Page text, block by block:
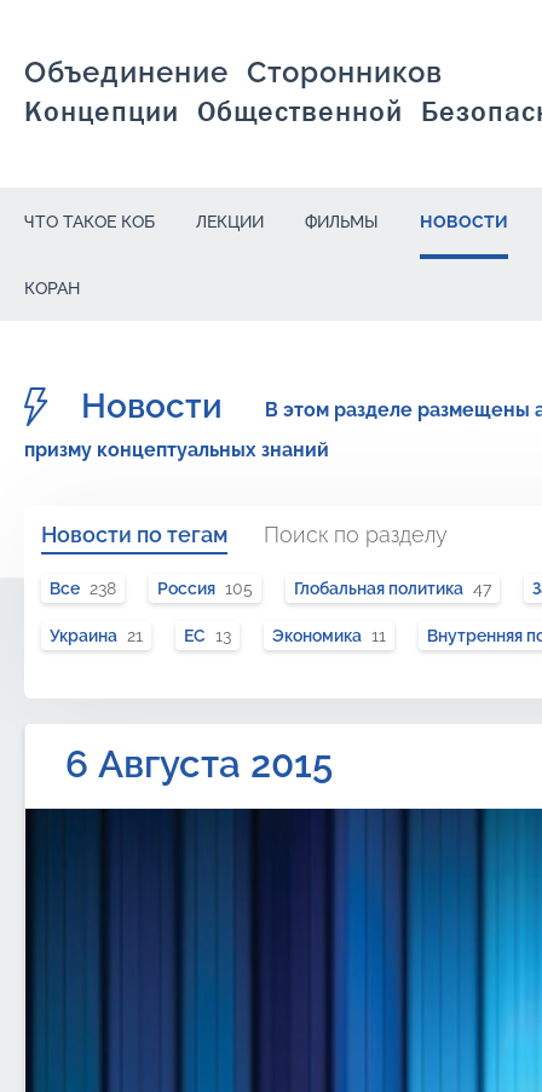
Объединение Сторонников
Концепции Общественной
ЧТО ТАКОЕ КОБ ЛЕКЦИИ ФИЛЬМЫ НОВОСТИ
КОРАН
Новости
В этом разделе размещены
призму концептуальных знаний
Новости по тегам Поиск по разделу
Все 238 Россия 105 Глобальная политика 47
Украина 21 ЕС 13 Экономика 11 Внутренняя
6 Августа 2015